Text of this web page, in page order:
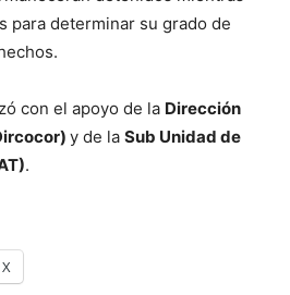
para determinar su grado de
con el apoyo de la Dirección
y de la Sub Unidad de
.
X